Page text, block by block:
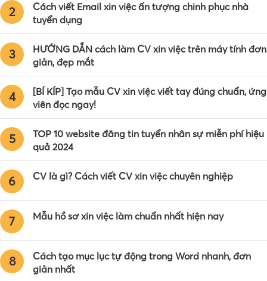
2
Cách viết Email xin việc ấn tượng chinh phục nhà
tuyển dụng
3
HƯỚNG DẪN cách làm CV xin việc trên máy tính đơn
giản, đẹp mắt
4
[BÍ KÍP] Tạo mẫu CV xin việc viết tay đúng chuẩn, ứng
viên đọc ngay!
5
TOP 10 website đăng tin tuyển nhân sự miễn phí hiệu
quả 2024
6 CV là gì? Cách viết CV xin việc chuyên nghiệp
7 Mẫu hồ sơ xin việc làm chuẩn nhất hiện nay
8
Cách tạo mục lục tự động trong Word nhanh, đơn
giản nhất